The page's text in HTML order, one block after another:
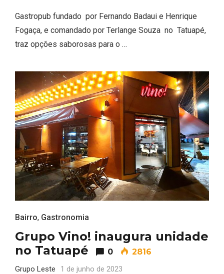
Gastropub fundado por Fernando Badaui e Henrique
Fogaça, e comandado por Terlange Souza no Tatuapé,
traz opções saborosas para o …
Bairro, Gastronomia
Grupo Vino! inaugura unidade
no Tatuapé
0 2816
Grupo Leste 1 de junho de 2023